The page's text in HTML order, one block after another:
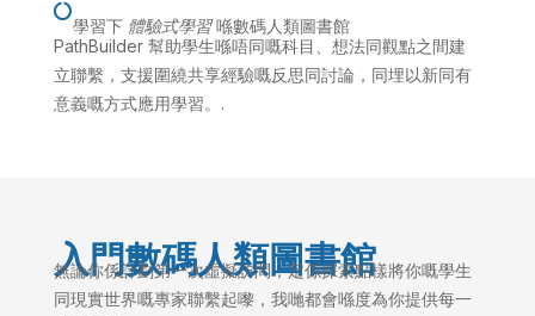

學習下 體驗式學習喺數碼人類圖書館
PathBuilder 幫助學生喺唔同嘅科目、想法同觀點之間建
立聯繫，支援圍繞共享經驗嘅反思同討論，同埋以新同有
意義嘅方式應用學習。.
入門數碼人類圖書館
無論你係計劃第一次虛擬訪問，定係探索點樣將你嘅學生
同現實世界嘅專家聯繫起嚟，我哋都會喺度為你提供每一